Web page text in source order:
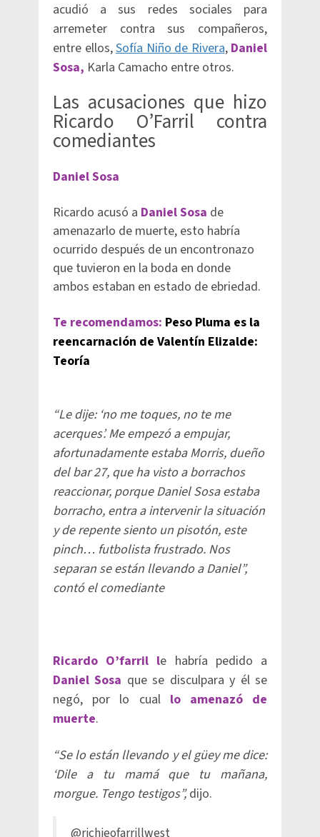
acudió a sus redes sociales para
arremeter contra sus compañeros,
entre ellos,Sofía Niño de Rivera, Daniel
Sosa, Karla Camacho entre otros.
Las acusaciones que hizo
Ricardo O’Farril contra
comediantes
Daniel Sosa
Ricardo acusó a Daniel Sosa de
amenazarlo de muerte, esto habría
ocurrido después de un encontronazo
que tuvieron en la boda en donde
ambos estaban en estado de ebriedad.
Te recomendamos: Peso Pluma es la
reencarnación de Valentín Elizalde:
Teoría
“Le dije: ‘no me toques, no te me
acerques’. Me empezó a empujar,
afortunadamente estaba Morris, dueño
del bar 27, que ha visto a borrachos
reaccionar, porque Daniel Sosa estaba
borracho, entra a intervenir la situación
y de repente siento un pisotón, este
pinch… futbolista frustrado. Nos
separan se están llevando a Daniel”,
contó el comediante
Ricardo O’farril le habría pedido a
Daniel Sosa que se disculpara y él se
negó, por lo cuallo amenazó de
muerte.
“Se lo están llevando y el güey me dice:
‘Dile a tu mamá que tu mañana,
morgue. Tengo testigos”,dijo.
@richieofarrillwest